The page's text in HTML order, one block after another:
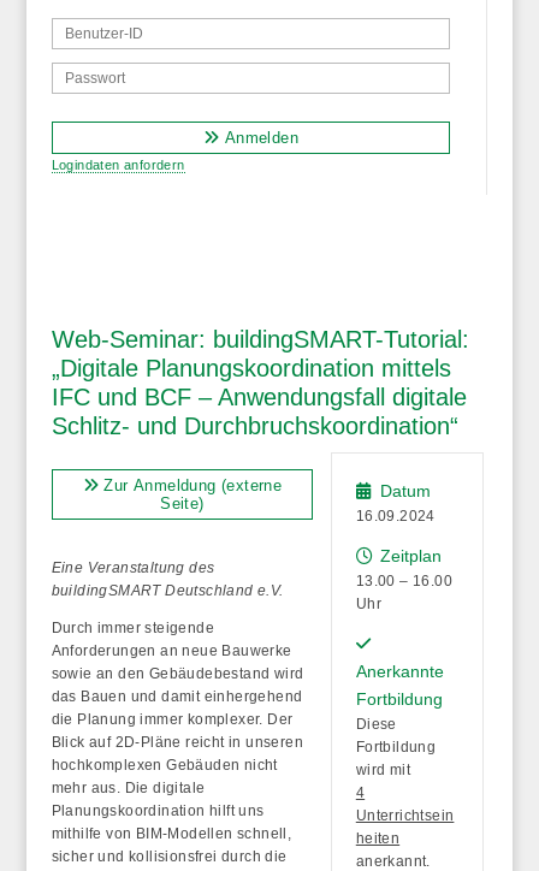
Anmelden
Logindaten anfordern
Web-Seminar: buildingSMART-Tutorial:
„Digitale Planungskoordination mittels
IFC und BCF – Anwendungsfall digitale
Schlitz- und Durchbruchskoordination“
Zur Anmeldung (externe
Seite)
Eine Veranstaltung des
buildingSMART Deutschland e.V.
Durch immer steigende
Anforderungen an neue Bauwerke
sowie an den Gebäudebestand wird
das Bauen und damit einhergehend
die Planung immer komplexer. Der
Blick auf 2D-Pläne reicht in unseren
hochkomplexen Gebäuden nicht
mehr aus. Die digitale
Planungskoordination hilft uns
mithilfe von BIM-Modellen schnell,
sicher und kollisionsfrei durch die
Datum
16.09.2024
Zeitplan
13.00 – 16.00
Uhr
Anerkannte
Fortbildung
Diese
Fortbildung
wird mit
4
Unterrichtsein
heiten
anerkannt.